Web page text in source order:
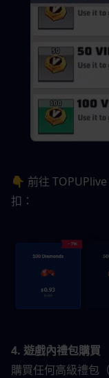
👇 前往
扣：
4. 遊戲內禮包購買
購買任何高級禮包